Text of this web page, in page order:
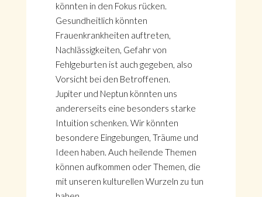
könnten in den Fokus rücken.
Gesundheitlich könnten
Frauenkrankheiten auftreten,
Nachlässigkeiten, Gefahr von
Fehlgeburten ist auch gegeben, also
Vorsicht bei den Betroffenen.
Jupiter und Neptun könnten uns
andererseits eine besonders starke
Intuition schenken. Wir könnten
besondere Eingebungen, Träume und
Ideen haben. Auch heilende Themen
können aufkommen oder Themen, die
mit unseren kulturellen Wurzeln zu tun